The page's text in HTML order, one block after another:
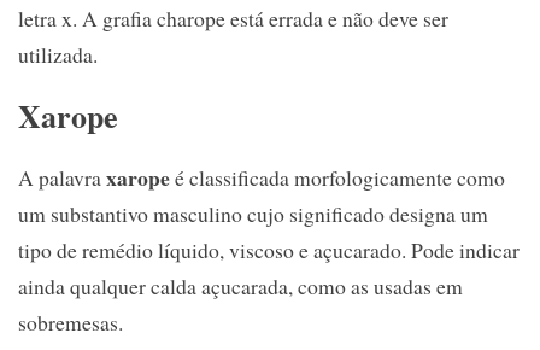
letra x. A grafia charope está errada e não deve ser
utilizada.
Xarope
A palavraxaropeé classificada morfologicamente como
um substantivo masculino cujo significado designa um
tipo de remédio líquido, viscoso e açucarado. Pode indicar
ainda qualquer calda açucarada, como as usadas em
sobremesas.